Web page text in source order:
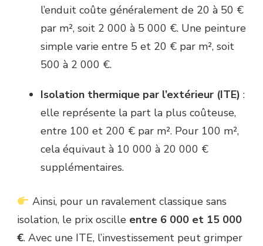
l’enduit coûte généralement de 20 à 50 €
par m², soit 2 000 à 5 000 €. Une peinture
simple varie entre 5 et 20 € par m², soit
500 à 2 000 €.
Isolation thermique par l’extérieur (ITE) :
elle représente la part la plus coûteuse,
entre 100 et 200 € par m². Pour 100 m²,
cela équivaut à 10 000 à 20 000 €
supplémentaires.
Ainsi, pour un ravalement classique sans
isolation, le prix oscille entre 6 000 et 15 000
€. Avec une ITE, l’investissement peut grimper